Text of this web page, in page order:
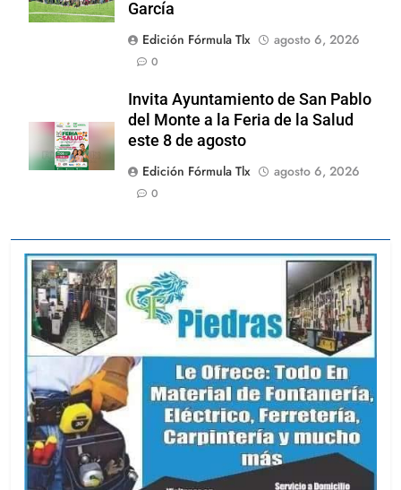
García
Edición Fórmula Tlx
agosto 6, 2026
0
Invita Ayuntamiento de San Pablo
del Monte a la Feria de la Salud
este 8 de agosto
Edición Fórmula Tlx
agosto 6, 2026
0